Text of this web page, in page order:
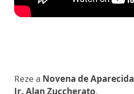
Reze a Novena de Aparecida
Ir. Alan Zuccherato.